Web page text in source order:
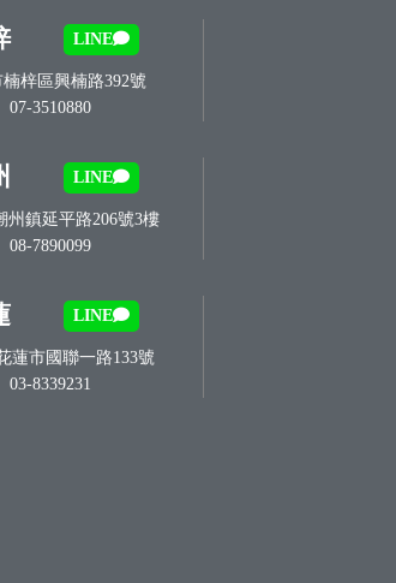
LINE
楠梓區興楠路392號
07-3510880
LINE
州鎮延平路206號3樓
08-7890099
LINE
蓮市國聯一路133號
03-8339231